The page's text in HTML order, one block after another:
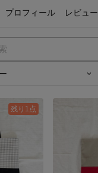
プロフィール レビュー
残り1点